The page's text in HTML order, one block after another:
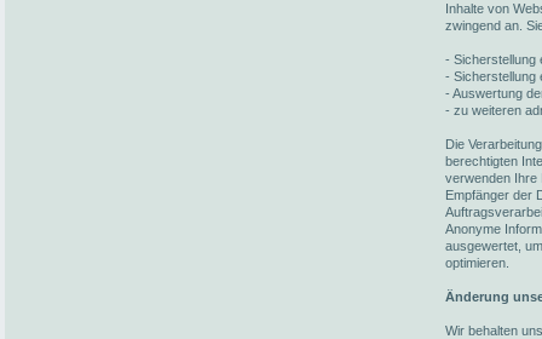
Inhalte von
zwingend an.
- Sicherstellung
- Sicherstellung
- Auswertung
- zu weiteren
Die
berechtigten
verwenden Ihre
Empfänger der
Anonyme
ausgewertet,
optimieren.
Änderung
Wir behalten